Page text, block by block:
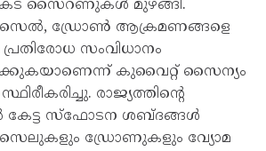
സൈറണുകള്‍ മുഴങ്ങി.
ഡ്രോണ്‍ ആക്രമണങ്ങളെ
സംവിധാനം
കുവൈറ്റ് സൈന്യം
രാജ്യത്തിന്റെ
കേട്ട സ്‌ഫോടന ശബ്ദങ്ങള്‍
ഡ്രോണുകളും വ്യോമ